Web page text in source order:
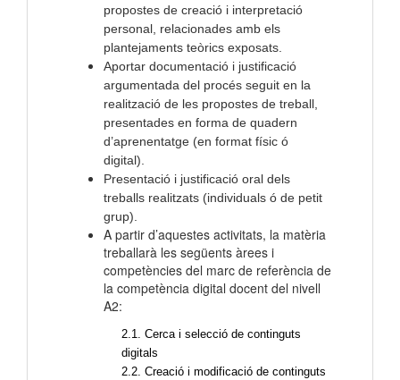
propostes de creació i interpretació
personal, relacionades amb els
plantejaments teòrics exposats.
Aportar documentació i justificació
argumentada del procés seguit en la
realització de les propostes de treball,
presentades en forma de quadern
d’aprenentatge (en format físic ó
digital).
Presentació i justificació oral dels
treballs realitzats (individuals ó de petit
grup).
A partir d’aquestes activitats, la matèria
treballarà les següents àrees i
competències del marc de referència de
la competència digital docent del nivell
A2:
2.1. Cerca i selecció de continguts
digitals
2.2. Creació i modificació de continguts